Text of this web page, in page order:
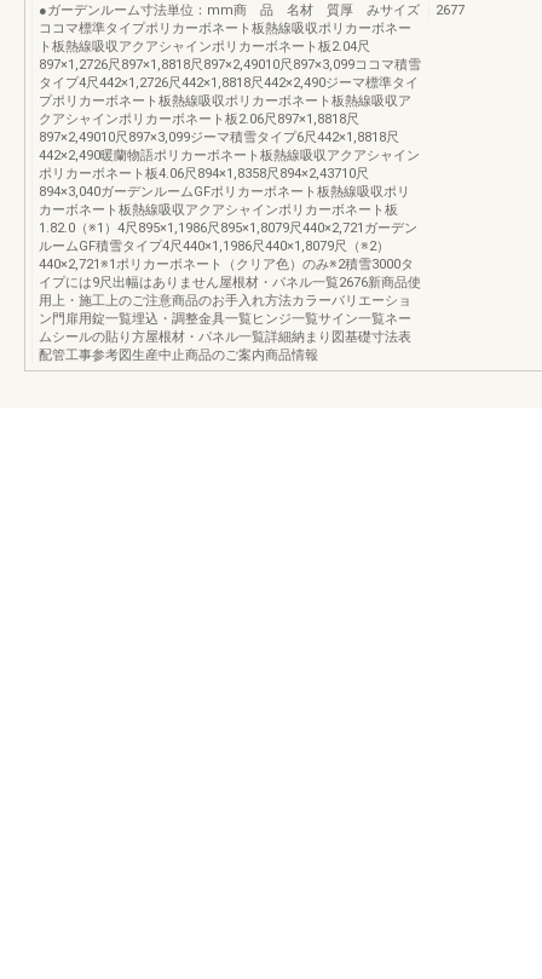
●ガーデンルーム寸法単位：mm商 品 名材 質厚 みサイズ
ココマ標準タイプポリカーボネート板熱線吸収ポリカーボネー
ト板熱線吸収アクアシャインポリカーボネート板2.04尺
897×1,2726尺897×1,8818尺897×2,49010尺897×3,099ココマ積雪
タイプ4尺442×1,2726尺442×1,8818尺442×2,490ジーマ標準タイ
プポリカーボネート板熱線吸収ポリカーボネート板熱線吸収ア
クアシャインポリカーボネート板2.06尺897×1,8818尺
897×2,49010尺897×3,099ジーマ積雪タイプ6尺442×1,8818尺
442×2,490暖蘭物語ポリカーボネート板熱線吸収アクアシャイン
ポリカーボネート板4.06尺894×1,8358尺894×2,43710尺
894×3,040ガーデンルームGFポリカーボネート板熱線吸収ポリ
カーボネート板熱線吸収アクアシャインポリカーボネート板
1.82.0（※1）4尺895×1,1986尺895×1,8079尺440×2,721ガーデン
ルームGF積雪タイプ4尺440×1,1986尺440×1,8079尺（※2）
440×2,721※1ポリカーボネート（クリア色）のみ※2積雪3000タ
イプには9尺出幅はありません屋根材・パネル一覧2676新商品使
用上・施工上のご注意商品のお手入れ方法カラーバリエーショ
ン門扉用錠一覧埋込・調整金具一覧ヒンジ一覧サイン一覧ネー
ムシールの貼り方屋根材・パネル一覧詳細納まり図基礎寸法表
配管工事参考図生産中止商品のご案内商品情報
2677